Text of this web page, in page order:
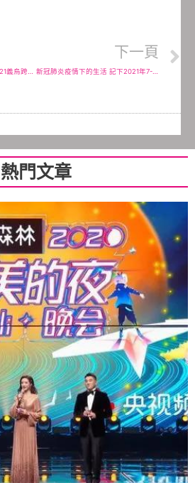
下一頁
新冠肺炎疫情下的生活 記下2021年7-11的改變 開賣家用快篩試劑 雲端工作推Lark
熱門文章